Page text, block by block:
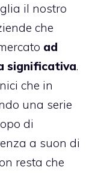
il nostro
che
ad
significativa.
che in
una serie
di
a suon di
resta che